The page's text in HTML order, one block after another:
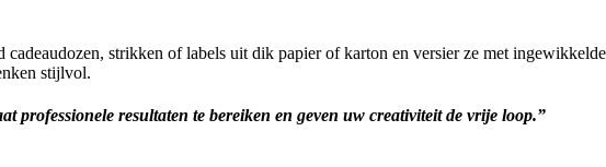
strikken of labels uit dik papier of karton en versier ze met
stijlvol.
professionele resultaten te bereiken en geven uw creativiteit de vrije loop.”